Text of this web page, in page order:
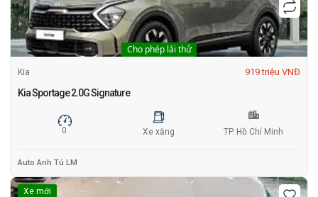
Cho phép lái thử
Kia 919 triệu VNĐ
Kia Sportage 2.0G Signature
0 Xe xăng TP. Hồ Chí Minh
Auto Anh Tú LM
Xe mới